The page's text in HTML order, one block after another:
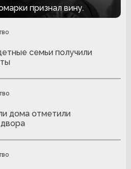
признал вину.
семьи получили
дома отметили